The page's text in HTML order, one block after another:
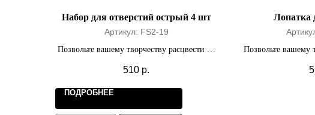
Набор для отверстий острый 4 шт
Артикул: FS2-19
Позвольте вашему творчеству расцвести на
510 р.
ПОДРОБНЕЕ
Лопатка
Позвольте вашему